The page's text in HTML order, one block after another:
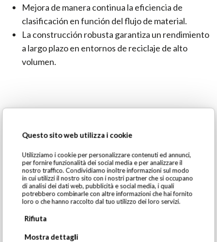
Questo sito web utilizza i cookie
Utilizziamo i cookie per personalizzare contenuti ed annunci,
per fornire funzionalità dei social media e per analizzare il
nostro traffico. Condividiamo inoltre informazioni sul modo
in cui utilizzi il nostro sito con i nostri partner che si occupano
di analisi dei dati web, pubblicità e social media, i quali
potrebbero combinarle con altre informazioni che hai fornito
loro o che hanno raccolto dal tuo utilizzo dei loro servizi.
Rifiuta
Mostra dettagli
Mejora de manera continua la eficiencia de
clasificación en función del flujo de material.
La construcción robusta garantiza un rendimiento
a largo plazo en entornos de reciclaje de alto
volumen.
Ventajas exclusivas del SGM XRF-
Identificación de fragmentación de aluminio: el
sistema detecta fragmentos de aluminio y evita
que se clasifiquen erróneamente como material
no metálico.
Fuente de rayos X de alta potencia: mejora la